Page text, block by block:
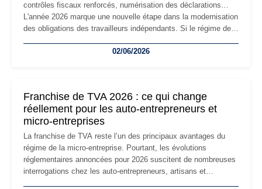
contrôles fiscaux renforcés, numérisation des déclarations…
L'année 2026 marque une nouvelle étape dans la modernisation
des obligations des travailleurs indépendants. Si le régime de
les auto-entrepreneurs devront s'adapter à un environnement
02/06/2026
Franchise de TVA 2026 : ce qui change
réellement pour les auto-entrepreneurs et
micro-entreprises
La franchise de TVA reste l’un des principaux avantages du
régime de la micro-entreprise. Pourtant, les évolutions
réglementaires annoncées pour 2026 suscitent de nombreuses
interrogations chez les auto-entrepreneurs, artisans et